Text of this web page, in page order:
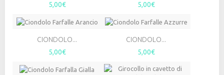
5,00€
5,00€
CIONDOLO...
5,00€
CIONDOLO...
5,00€